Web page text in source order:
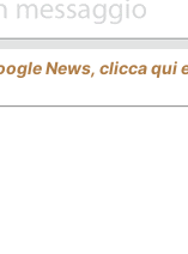
News, clicca qui